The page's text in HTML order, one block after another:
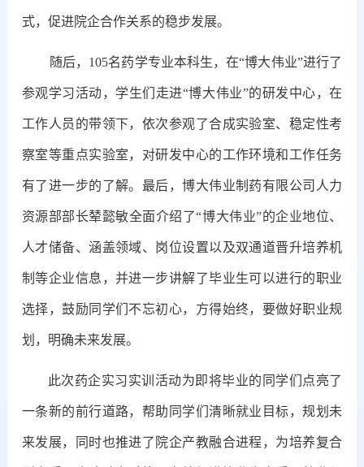
式，促进院企合作关系的稳步发展。
随后， 105名药学专业本科生，在“博大伟业”进行了
参观学习活动，学生们走进“博大伟业”的研发中心，在
工作人员的带领下，依次参观了合成实验室、稳定性考
察室等重点实验室，对研发中心的工作环境和工作任务
有了进一步的了解。最后，博大伟业制药有限公司人力
资源部部长辇懿敏全面介绍了“博大伟业”的企业地位、
人才储备、涵盖领域、岗位设置以及双通道晋升培养机
制等企业信息，并进一步讲解了毕业生可以进行的职业
选择，鼓励同学们不忘初心，方得始终，要做好职业规
划，明确未来发展。
此次药企实习实训活动为即将毕业的同学们点亮了
一条新的前行道路，帮助同学们清晰就业目标，规划未
来发展，同时也推进了院企产教融合进程，为培养复合